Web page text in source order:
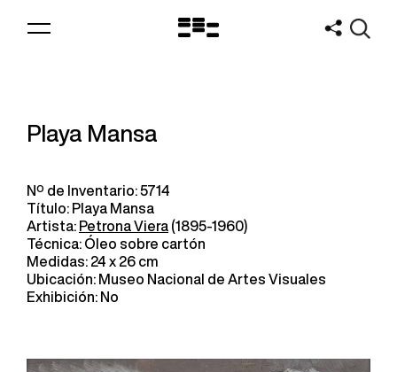
Logo
Playa Mansa
Nº de Inventario: 5714
Título: Playa Mansa
Artista: Petrona Viera (1895-1960)
Técnica: Óleo sobre cartón
Medidas: 24 x 26 cm
Ubicación: Museo Nacional de Artes Visuales
Exhibición: No